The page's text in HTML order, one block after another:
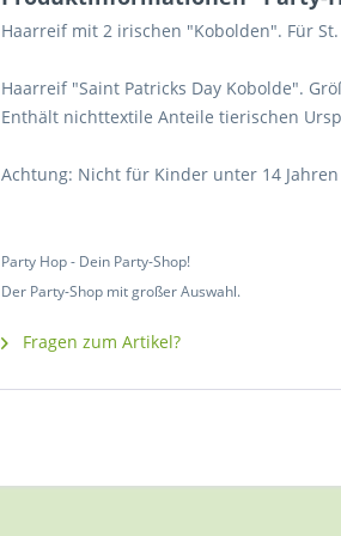
Haarreif mit 2 irischen "Kobolden". Für
Haarreif "Saint Patricks Day Kobolde".
Enthält nichttextile Anteile tierischen
Achtung: Nicht für Kinder unter 14
Party Hop - Dein Party-Shop!
Der Party-Shop mit großer Auswahl.
Fragen zum Artikel?